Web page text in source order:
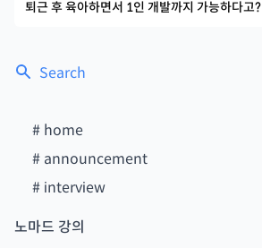
Search
# home
# announcement
# interview
노마드 강의
퇴근 후 육아하면서 1인 개발까지 가능하다고?